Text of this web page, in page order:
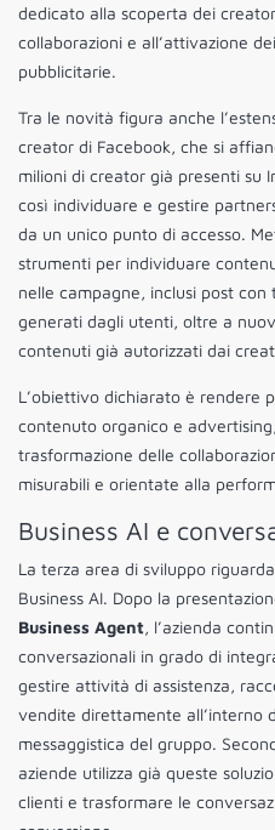
dedicato alla scoperta dei
collaborazioni e all’attivazione
pubblicitarie.
Tra le novità figura anche
creator di Facebook, che si
milioni di creator già presenti su
così individuare e gestire
da un unico punto di accesso.
strumenti per individuare
nelle campagne, inclusi post
generati dagli utenti, oltre a
contenuti già autorizzati dai
L’obiettivo dichiarato è rendere
contenuto organico e
trasformazione delle
misurabili e orientate alla
Business AI e
La terza area di sviluppo
Business AI. Dopo la
Business Agent, l’azienda
conversazionali in grado di
gestire attività di assistenza,
vendite direttamente all’interno
messaggistica del gruppo.
aziende utilizza già queste
clienti e trasformare le